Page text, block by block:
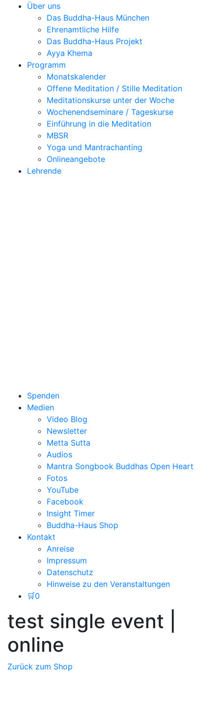
Über uns
Das Buddha-Haus München
Ehrenamtliche Hilfe
Das Buddha-Haus Projekt
Ayya Khema
Programm
Monatskalender
Offene Meditation / Stille Meditation
Meditationskurse unter der Woche
Wochenendseminare / Tageskurse
Einführung in die Meditation
MBSR
Yoga und Mantrachanting
Onlineangebote
Lehrende
Spenden
Medien
Video Blog
Newsletter
Metta Sutta
Audios
Mantra Songbook Buddhas Open Heart
Fotos
YouTube
Facebook
Insight Timer
Buddha-Haus Shop
Kontakt
Anreise
Impressum
Datenschutz
Hinweise zu den Veranstaltungen
🛒0
test single event |
online
Zurück zum Shop